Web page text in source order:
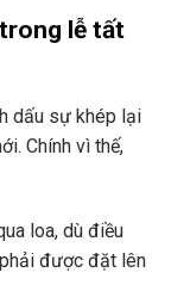
lễ tất
dấu sự khép lại
Chính vì thế,
loa, dù điều
được đặt lên